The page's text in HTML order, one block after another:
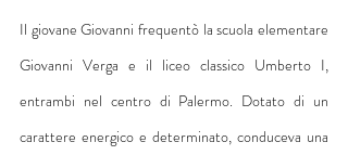
Il giovane Giovanni frequentò la scuola elementare
Giovanni Verga e il liceo classico Umberto I,
entrambi nel centro di Palermo. Dotato di un
carattere energico e determinato, conduceva una